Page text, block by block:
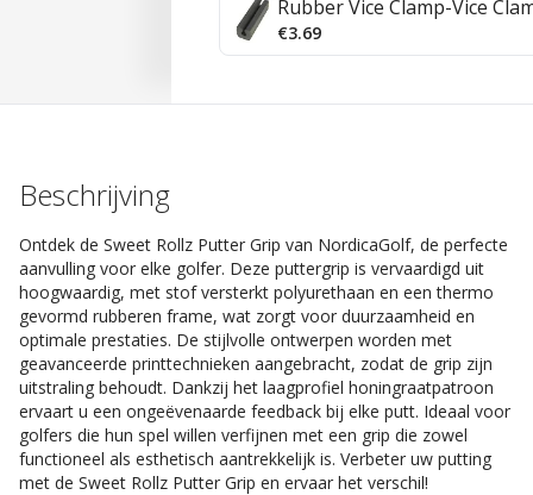
Rubber Vice Clamp-Vice
€3.69
Beschrijving
Ontdek de Sweet Rollz Putter Grip van NordicaGolf, de perfecte
aanvulling voor elke golfer. Deze puttergrip is vervaardigd uit
hoogwaardig, met stof versterkt polyurethaan en een thermo
gevormd rubberen frame, wat zorgt voor duurzaamheid en
optimale prestaties. De stijlvolle ontwerpen worden met
geavanceerde printtechnieken aangebracht, zodat de grip zijn
uitstraling behoudt. Dankzij het laagprofiel honingraatpatroon
ervaart u een ongeëvenaarde feedback bij elke putt. Ideaal voor
golfers die hun spel willen verfijnen met een grip die zowel
functioneel als esthetisch aantrekkelijk is. Verbeter uw putting
met de Sweet Rollz Putter Grip en ervaar het verschil!